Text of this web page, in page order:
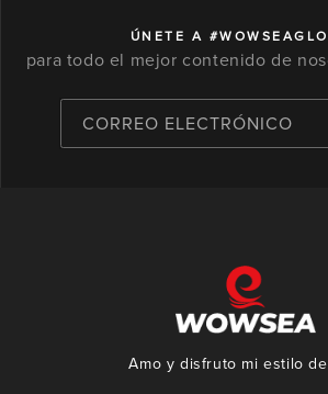
ÚNETE A
para todo el mejor contenido de
CORREO ELECTRÓNICO
Amo y disfruto mi estilo